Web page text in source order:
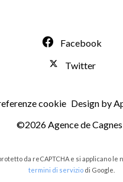
Facebook
Twitter
cookie Design by
©2026 Agence de Cagnes
da reCAPTCHA e si applicano le
termini di servizio di Google.